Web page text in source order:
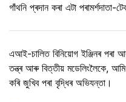
গাঁথনি প্ৰদান কৰা এটা পৰামৰ্শদাতা-
এআই-চালিত বিনিয়োগ ইঞ্জিনৰ পৰা
তন্ত্ৰ আৰু বিত্তীয় মডেলিংলৈকে,
কৰি জুখিব পৰা বৃদ্ধিৰ অভিযন্তা।